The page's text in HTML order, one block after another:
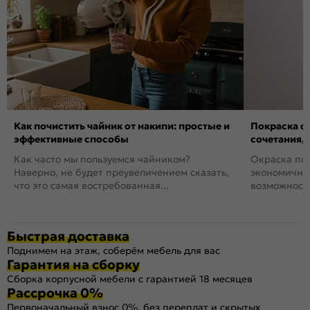
Как почистить чайник от накипи: простые и
эффективные способы
Как часто мы пользуемся чайником?
Наверно, не будет преувеличением сказать,
что это самая востребованная...
Покраска
сочетания,
Окраска
Быстрая доставка
Поднимем на этаж, соберём мебель для вас
Гарантия на сборку
Сборка корпусной мебели с гарантией 18 месяцев
Рассрочка 0%
Первоначальный взнос 0%, без переплат и скрытых